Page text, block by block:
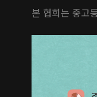
본 협회는 중고